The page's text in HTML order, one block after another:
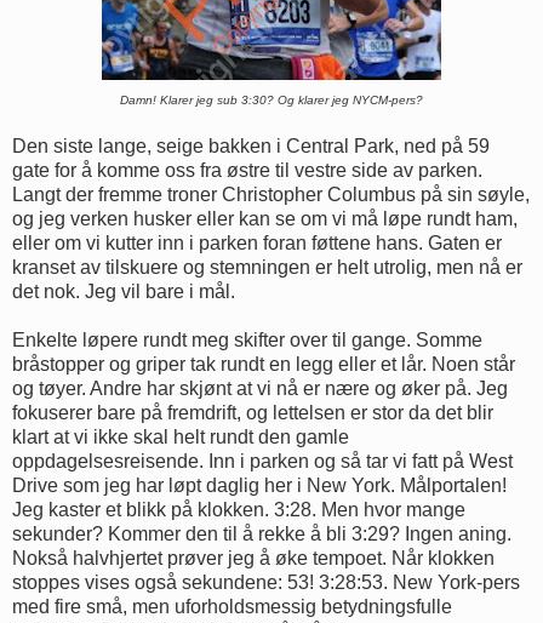
Damn! Klarer jeg sub 3:30? Og klarer jeg NYCM-pers?
Den siste lange, seige bakken i Central Park, ned på 59
gate for å komme oss fra østre til vestre side av parken.
Langt der fremme troner Christopher Columbus på sin søyle,
og jeg verken husker eller kan se om vi må løpe rundt ham,
eller om vi kutter inn i parken foran føttene hans. Gaten er
kranset av tilskuere og stemningen er helt utrolig, men nå er
det nok. Jeg vil bare i mål.
Enkelte løpere rundt meg skifter over til gange. Somme
bråstopper og griper tak rundt en legg eller et lår. Noen står
og tøyer. Andre har skjønt at vi nå er nære og øker på. Jeg
fokuserer bare på fremdrift, og lettelsen er stor da det blir
klart at vi ikke skal helt rundt den gamle
oppdagelsesreisende. Inn i parken og så tar vi fatt på West
Drive som jeg har løpt daglig her i New York. Målportalen!
Jeg kaster et blikk på klokken. 3:28. Men hvor mange
sekunder? Kommer den til å rekke å bli 3:29? Ingen aning.
Nokså halvhjertet prøver jeg å øke tempoet. Når klokken
stoppes vises også sekundene: 53! 3:28:53. New York-pers
med fire små, men uforholdsmessig betydningsfulle